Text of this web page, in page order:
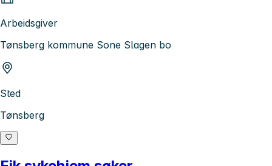
Arbeidsgiver
Tønsberg kommune Sone Slagen bo
Sted
Tønsberg